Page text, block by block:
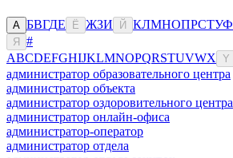
А БВГДЕ Ё ЖЗИ Й КЛМНОПРСТУФ
Я
#
ABCDEFGHIJKLMNOPQRSTUVWX Y
администратор образовательного центра
администратор объекта
администратор оздоровительного центра
администратор онлайн-офиса
администратор-оператор
администратор отдела